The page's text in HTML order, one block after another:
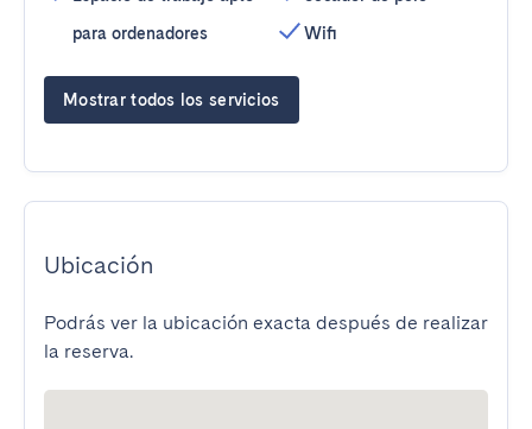
para ordenadores
Wifi
Mostrar todos los servicios
Ubicación
Podrás ver la ubicación exacta después de realizar
la reserva.